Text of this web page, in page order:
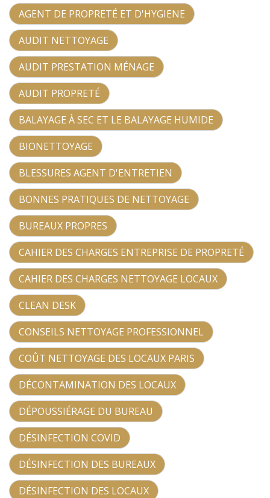
AGENT DE PROPRETÉ ET D'HYGIENE
AUDIT NETTOYAGE
AUDIT PRESTATION MÉNAGE
AUDIT PROPRETÉ
BALAYAGE À SEC ET LE BALAYAGE HUMIDE
BIONETTOYAGE
BLESSURES AGENT D'ENTRETIEN
BONNES PRATIQUES DE NETTOYAGE
BUREAUX PROPRES
CAHIER DES CHARGES ENTREPRISE DE PROPRETÉ
CAHIER DES CHARGES NETTOYAGE LOCAUX
CLEAN DESK
CONSEILS NETTOYAGE PROFESSIONNEL
COÛT NETTOYAGE DES LOCAUX PARIS
DÉCONTAMINATION DES LOCAUX
DÉPOUSSIÉRAGE DU BUREAU
DÉSINFECTION COVID
DÉSINFECTION DES BUREAUX
DÉSINFECTION DES LOCAUX